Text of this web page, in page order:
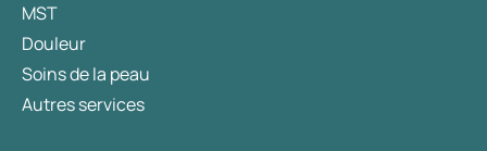
MST
Douleur
Soins de la peau
Autres services